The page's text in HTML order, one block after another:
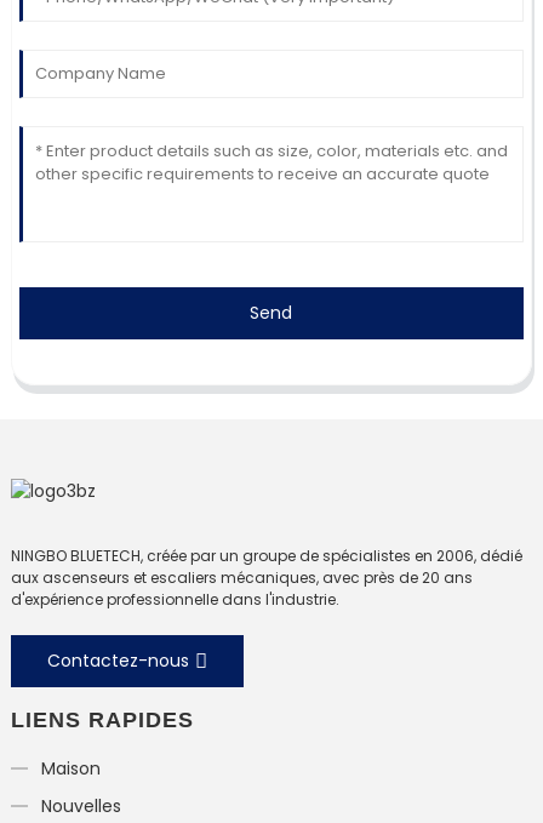
Send
NINGBO BLUETECH, créée par un groupe de spécialistes en 2006, dédié
aux ascenseurs et escaliers mécaniques, avec près de 20 ans
d'expérience professionnelle dans l'industrie.
Contactez-nous
LIENS RAPIDES
Maison
Nouvelles